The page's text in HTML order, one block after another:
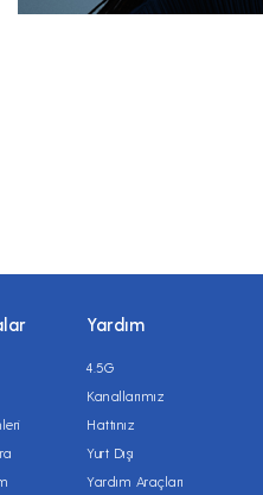
Yardım
4.5G
Kanallarımız
Hattınız
Yurt Dışı
Yardım Araçları